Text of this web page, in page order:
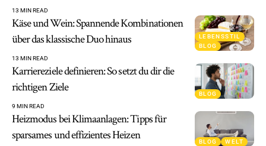
13 MIN READ
LEBENSSTIL
BLOG
Käse und Wein: Spannende Kombinationen
über das klassische Duo hinaus
13 MIN READ
BLOG
Karriereziele definieren: So setzt du dir die
richtigen Ziele
9 MIN READ
BLOG WELT
Heizmodus bei Klimaanlagen: Tipps für
sparsames und effizientes Heizen